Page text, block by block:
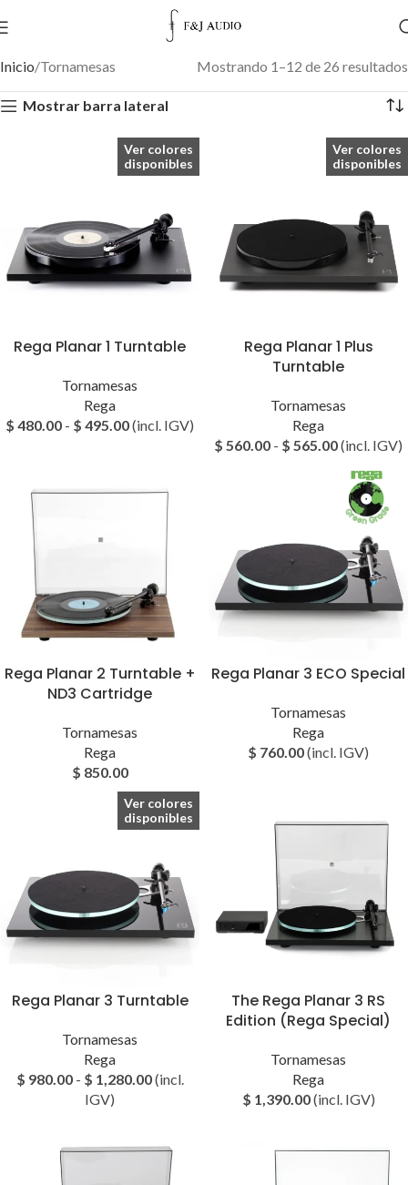
Inicio Tornamesas Mostrando 1–12 de 26 resultados
Mostrar barra lateral
Ver colores
disponibles
Rega Planar 1 Turntable
Tornamesas
Rega
$ 480.00 - $ 495.00(incl. IGV)
Ver colores
disponibles
Rega Planar 1 Plus
Turntable
Tornamesas
Rega
$ 560.00 - $ 565.00(incl. IGV)
Rega Planar 2 Turntable +
ND3 Cartridge
Tornamesas
Rega
$ 850.00
Rega Planar 3 ECO Special
Tornamesas
Rega
$ 760.00(incl. IGV)
Ver colores
disponibles
Rega Planar 3 Turntable
Tornamesas
Rega
$ 980.00 - $ 1,280.00(incl.
IGV)
The Rega Planar 3 RS
Edition (Rega Special)
Tornamesas
Rega
$ 1,390.00(incl. IGV)